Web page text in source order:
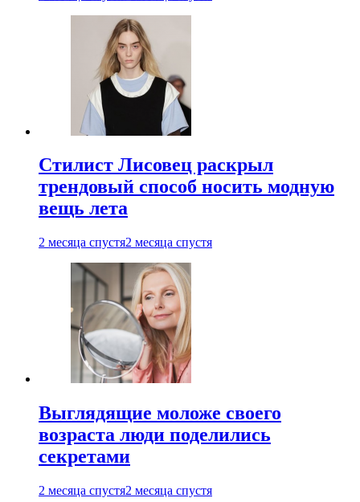
Стилист Лисовец раскрыл
трендовый способ носить модную
вещь лета
2 месяца спустя2 месяца спустя
Выглядящие моложе своего
возраста люди поделились
секретами
2 месяца спустя2 месяца спустя